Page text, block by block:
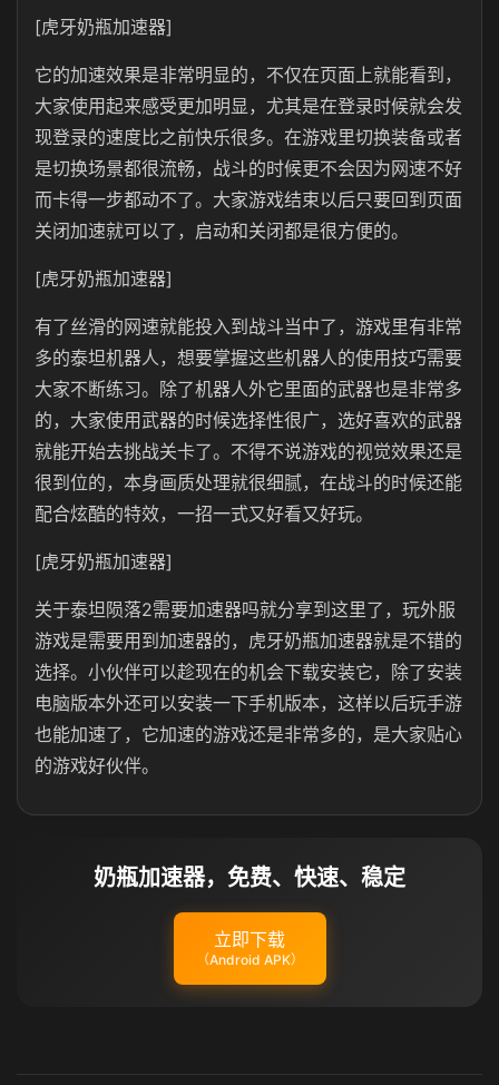
[虎牙奶瓶加速器]
它的加速效果是非常明显的，不仅在页面上就能看到，
大家使用起来感受更加明显，尤其是在登录时候就会发
现登录的速度比之前快乐很多。在游戏里切换装备或者
是切换场景都很流畅，战斗的时候更不会因为网速不好
而卡得一步都动不了。大家游戏结束以后只要回到页面
关闭加速就可以了，启动和关闭都是很方便的。
[虎牙奶瓶加速器]
有了丝滑的网速就能投入到战斗当中了，游戏里有非常
多的泰坦机器人，想要掌握这些机器人的使用技巧需要
大家不断练习。除了机器人外它里面的武器也是非常多
的，大家使用武器的时候选择性很广，选好喜欢的武器
就能开始去挑战关卡了。不得不说游戏的视觉效果还是
很到位的，本身画质处理就很细腻，在战斗的时候还能
配合炫酷的特效，一招一式又好看又好玩。
[虎牙奶瓶加速器]
关于泰坦陨落2需要加速器吗就分享到这里了，玩外服
游戏是需要用到加速器的，虎牙奶瓶加速器就是不错的
选择。小伙伴可以趁现在的机会下载安装它，除了安装
电脑版本外还可以安装一下手机版本，这样以后玩手游
也能加速了，它加速的游戏还是非常多的，是大家贴心
的游戏好伙伴。
奶瓶加速器，免费、快速、稳定
立即下载
（Android APK）